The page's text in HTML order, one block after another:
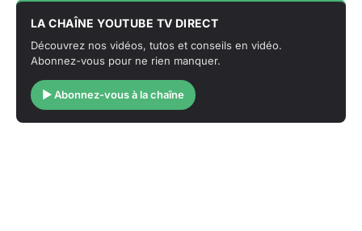
LA CHAÎNE YOUTUBE TV DIRECT
Découvrez nos vidéos, tutos et conseils en vidéo.
Abonnez-vous pour ne rien manquer.
▶ Abonnez-vous à la chaîne